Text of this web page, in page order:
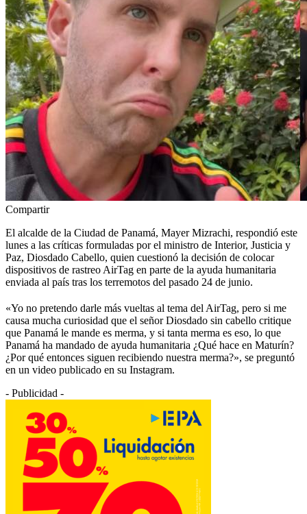
Compartir
El alcalde de la Ciudad de Panamá, Mayer Mizrachi, respondió este
lunes a las críticas formuladas por el ministro de Interior, Justicia y
Paz, Diosdado Cabello, quien cuestionó la decisión de colocar
dispositivos de rastreo AirTag en parte de la ayuda humanitaria
enviada al país tras los terremotos del pasado 24 de junio.
«Yo no pretendo darle más vueltas al tema del AirTag, pero si me
causa mucha curiosidad que el señor Diosdado sin cabello critique
que Panamá le mande es merma, y si tanta merma es eso, lo que
Panamá ha mandado de ayuda humanitaria ¿Qué hace en Maturín?
¿Por qué entonces siguen recibiendo nuestra merma?», se preguntó
en un video publicado en su Instagram.
- Publicidad -